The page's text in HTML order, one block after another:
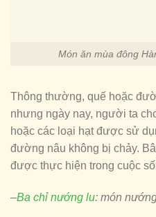
Món ăn mùa đông
Thông thường, quế hoặc
nhưng ngày nay, người ta
hoặc các loại hạt được sử
đường nâu không bị chảy.
được thực hiện trong cuộc
–Ba chỉ nướng lu: món